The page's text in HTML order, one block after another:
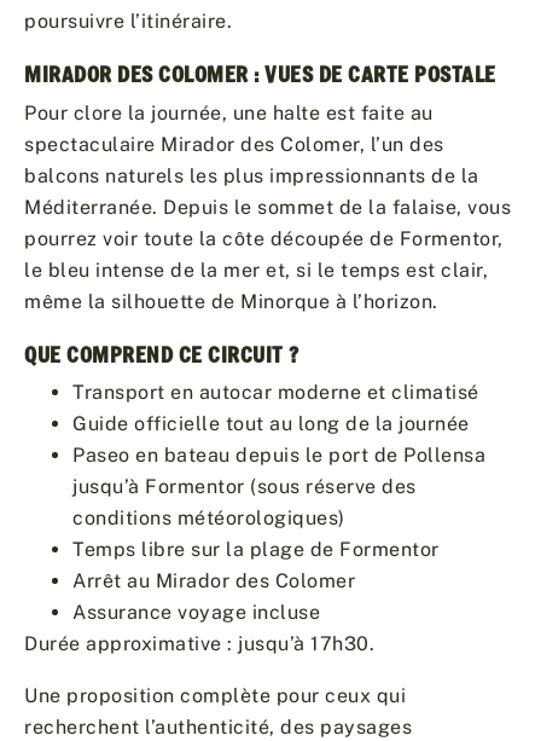
poursuivre l’itinéraire.
MIRADOR DES COLOMER : VUES DE CARTE POSTALE
Pour clore la journée, une halte est faite au
spectaculaire Mirador des Colomer, l’un des
balcons naturels les plus impressionnants de la
Méditerranée. Depuis le sommet de la falaise, vous
pourrez voir toute la côte découpée de Formentor,
le bleu intense de la mer et, si le temps est clair,
même la silhouette de Minorque à l’horizon.
QUE COMPREND CE CIRCUIT ?
Transport en autocar moderne et climatisé
Guide officielle tout au long de la journée
Paseo en bateau depuis le port de Pollensa
jusqu’à Formentor (sous réserve des
conditions météorologiques)
Temps libre sur la plage de Formentor
Arrêt au Mirador des Colomer
Assurance voyage incluse
Durée approximative : jusqu’à 17h30.
Une proposition complète pour ceux qui
recherchent l’authenticité, des paysages